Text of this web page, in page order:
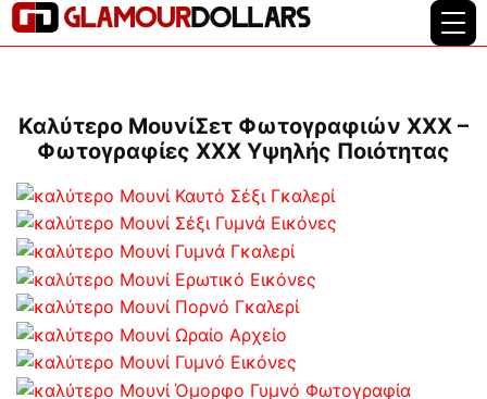
Καλύτερο ΜουνίΣετ Φωτογραφιών XXX –
Φωτογραφίες XXX Υψηλής Ποιότητας